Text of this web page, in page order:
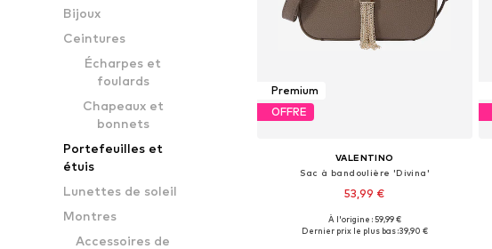
Bijoux
Ceintures
Écharpes et
foulards
Chapeaux et
bonnets
Portefeuilles et
étuis
Lunettes de soleil
Montres
Accessoires de
Premium
OFFRE
VALENTINO
Sac à bandoulière 'Divina'
53,99 €
Tailles disponibles: One Size
À l'origine : 59,99 €
Dernier prix le plus bas :39,90 €